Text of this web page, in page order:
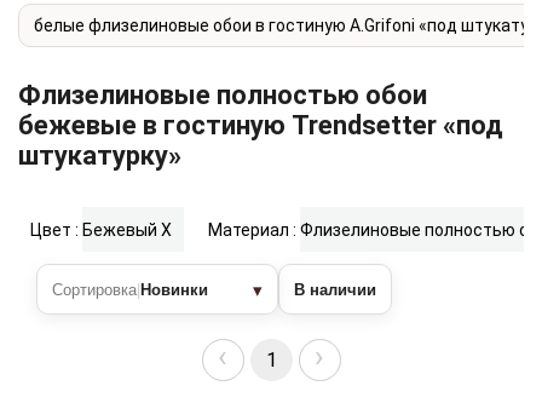
белые флизелиновые обои в гостиную A.Grifoni «под
Флизелиновые полностью обои
бежевые в гостиную Trendsetter «под
штукатурку»
Цвет : Бежевый X Материал : Флизелиновые полностью
Сортировка|Новинки ▾ В наличии
‹ 1 ›